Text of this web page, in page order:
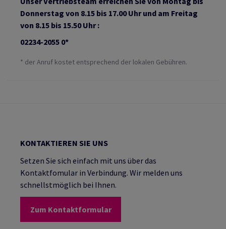
Donnerstag von 8.15 bis 17.00 Uhr und am Freitag
von 8.15 bis 15.50 Uhr :
02234-2055 0*
* der Anruf kostet entsprechend der lokalen Gebühren.
KONTAKTIEREN SIE UNS
Setzen Sie sich einfach mit uns über das
Kontaktfomular in Verbindung. Wir melden uns
schnellstmöglich bei Ihnen.
Zum Kontaktformular